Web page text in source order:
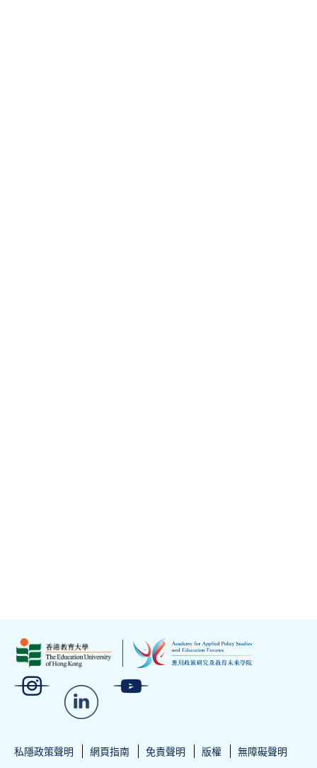
私隱政策聲明 網頁指南 免責聲明 版權 無障礙聲明